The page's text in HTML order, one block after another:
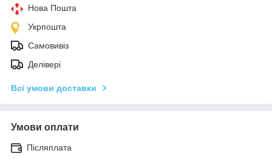
Нова Пошта
Укрпошта
Самовивіз
Делівері
Всі умови доставки
Умови оплати
Післяплата